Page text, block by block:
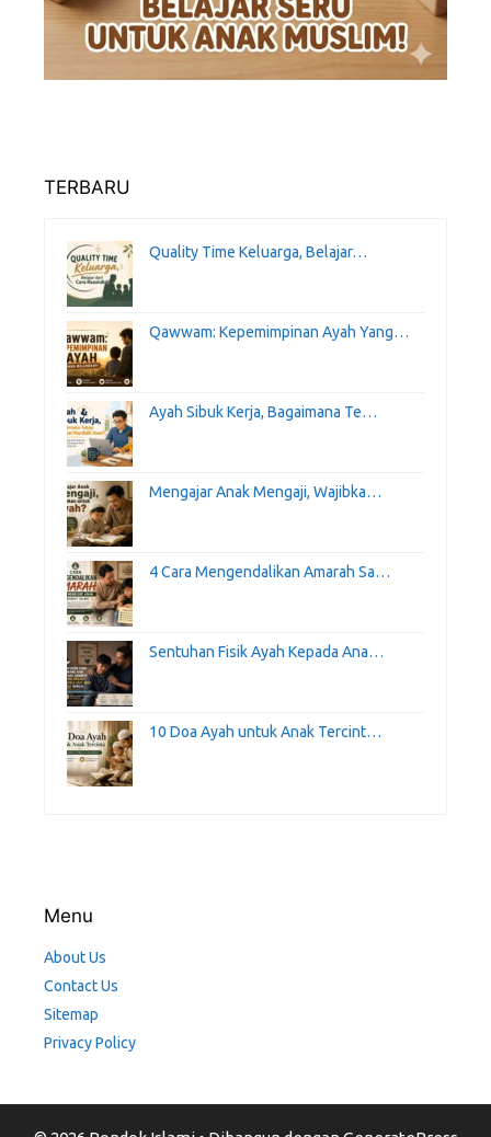
TERBARU
Quality Time Keluarga, Belajar…
Qawwam: Kepemimpinan Ayah Yang…
Ayah Sibuk Kerja, Bagaimana Te…
Mengajar Anak Mengaji, Wajibka…
4 Cara Mengendalikan Amarah Sa…
Sentuhan Fisik Ayah Kepada Ana…
10 Doa Ayah untuk Anak Tercint…
Menu
About Us
Contact Us
Sitemap
Privacy Policy